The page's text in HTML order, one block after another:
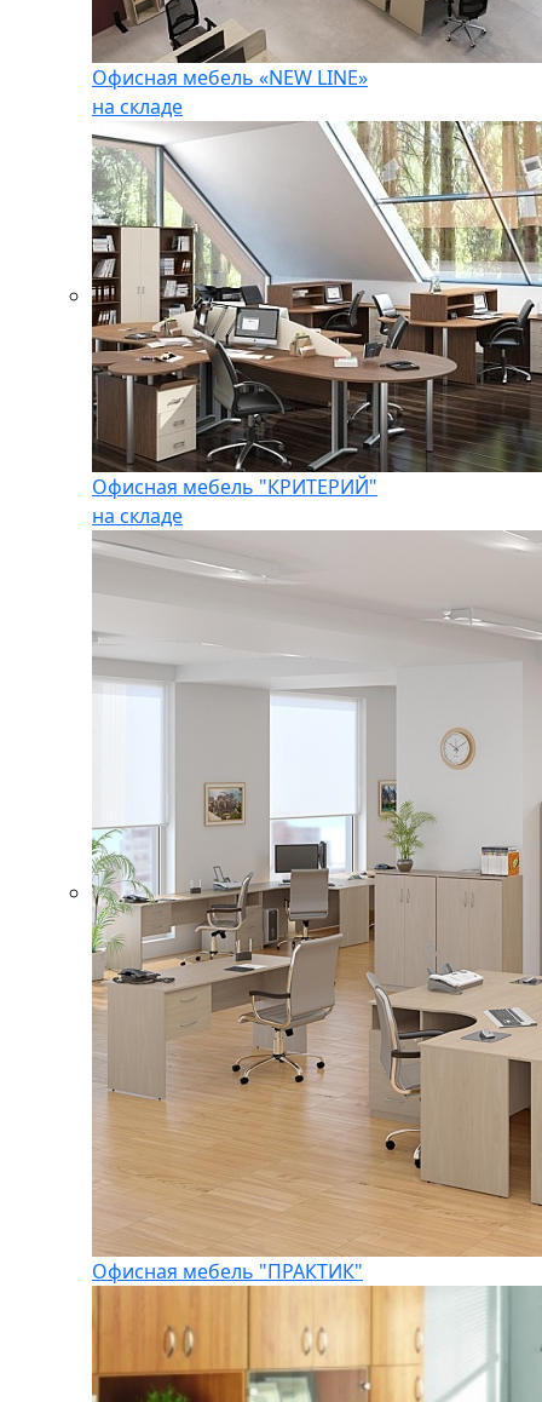
Офисная мебель «NEW LINE»
на складе
Офисная мебель "КРИТЕРИЙ"
на складе
Офисная мебель "ПРАКТИК"